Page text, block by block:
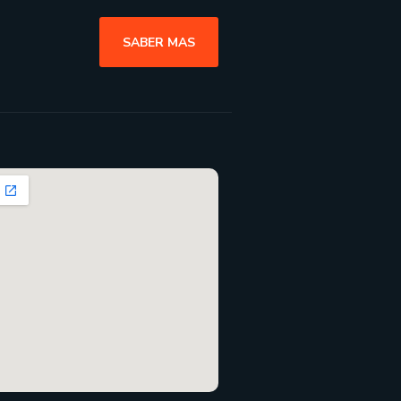
SABER MAS